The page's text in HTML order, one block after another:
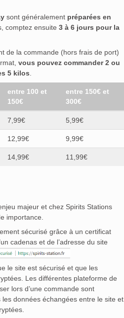
sont généralement préparées en
comptez ensuite 3 à 6 jours pour la
de la commande (hors frais de port)
vous pouvez commander 2 ou
5 kilos
entre 100 et
150€
entre 150€ et
300€
7,99€ 5,99€
12,99€ 9,99€
14,99€ 11,99€
majeur et chez Spirits Stations
importance.
sécurisé grâce à un certificat
cadenas et de l’adresse du site
le site est sécurisé et que les
Les différentes plateforme de
lors d’une commande sont
données échangées entre le site et